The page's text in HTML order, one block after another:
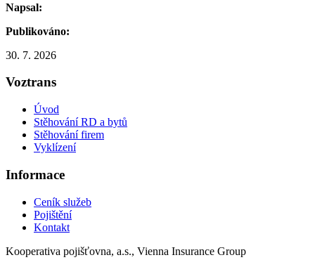
Napsal:
Publikováno:
30. 7. 2026
Voztrans
Úvod
Stěhování RD a bytů
Stěhování firem
Vyklízení
Informace
Ceník služeb
Pojištění
Kontakt
Kooperativa pojišťovna, a.s., Vienna Insurance Group